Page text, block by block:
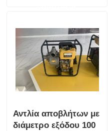
επεξεργασίας
λυμάτων
Αντλία αποβλήτων με
διάμετρο εξόδου 100